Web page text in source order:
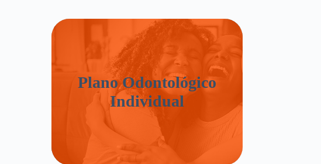
Plano Odontológico
Individual